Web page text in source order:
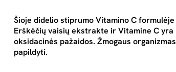
Šioje didelio stiprumo Vitamino C
Erškėčių vaisių ekstrakte ir Vitamine C
oksidacinės pažaidos. Žmogaus
papildyti.